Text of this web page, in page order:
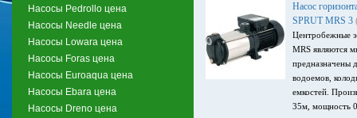
Насосы Pedrollo цена
Насосы Needle цена
Насосы Lowara цена
Насосы Foras цена
Насосы Euroaqua цена
Насосы Ebara цена
Насосы Dreno цена
Насос
SPRUT MRS 3
Центробежные
MRS являются
предназначены
водоемов,
емкостей.
35м, мощность